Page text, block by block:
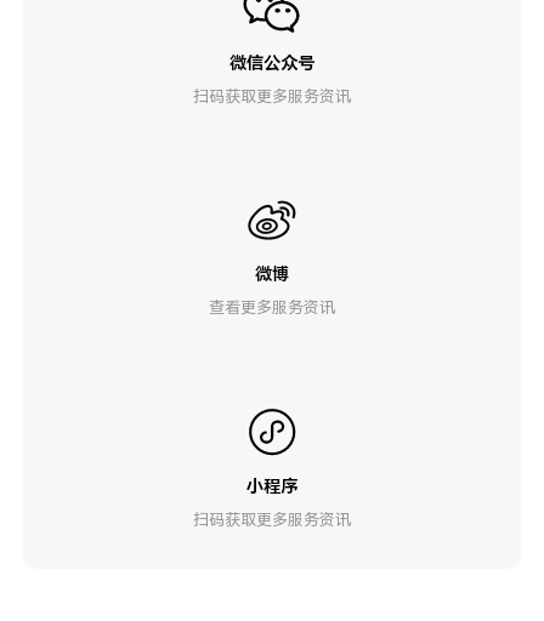
微信公众号
扫码获取更多服务资讯
微博
查看更多服务资讯
小程序
扫码获取更多服务资讯